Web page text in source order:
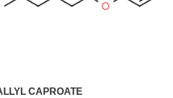
CAPROATE